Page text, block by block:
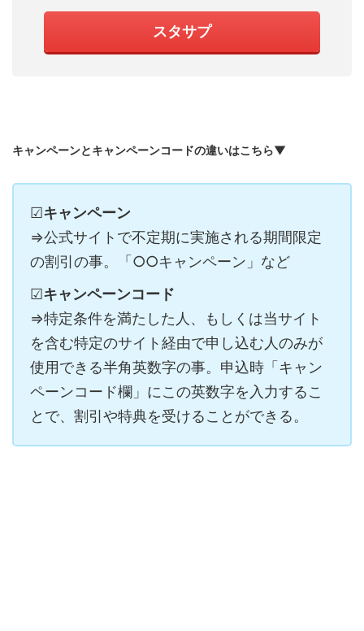
スタサプ
キャンペーンとキャンペーンコードの違いはこちら▼
☑キャンペーン
⇒公式サイトで不定期に実施される期間限定
の割引の事。「○○キャンペーン」など
☑キャンペーンコード
⇒特定条件を満たした人、もしくは当サイト
を含む特定のサイト経由で申し込む人のみが
使用できる半角英数字の事。申込時「キャン
ペーンコード欄」にこの英数字を入力するこ
とで、割引や特典を受けることができる。